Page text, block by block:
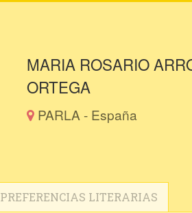
MARIA ROSARIO
ORTEGA
PARLA - España
PREFERENCIAS LITERARIAS